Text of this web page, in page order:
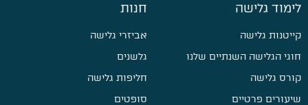
לימוד גלישה
קייטנות גלישה
חוגי הגלישה השנתיים שלנו
קורס גלישה
שיעורים פרטיים
חנות
אביזרי גלישה
גלשנים
חליפות גלישה
סופטים